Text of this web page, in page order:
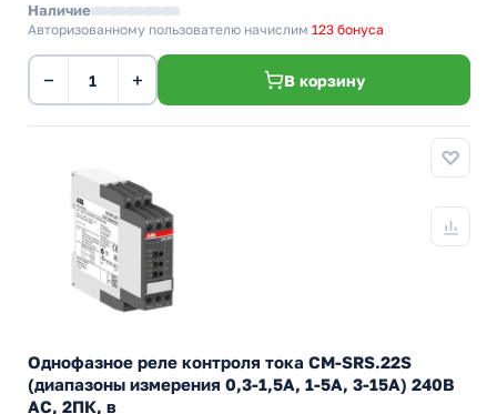
Наличие
Авторизованному пользователю начислим 123 бонуса
− + В корзину
Однофазное реле контроля тока CM-SRS.22S
(диапазоны измерения 0,3-1,5А, 1-5A, 3-15A) 240В
AC, 2ПК, в